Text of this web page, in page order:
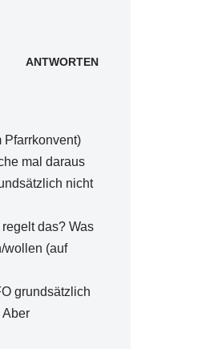
ANTWORTEN
Pfarrkonvent)
mal daraus
nicht
das? Was
wollen (auf
grundsätzlich